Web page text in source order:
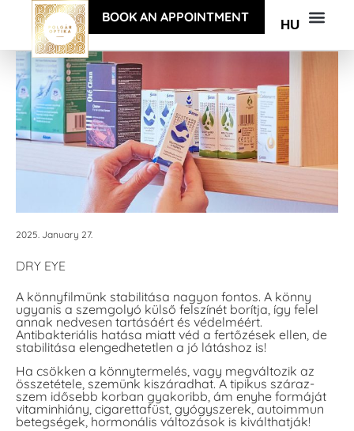
BOOK AN APPOINTMENT HU
2025. January 27.
DRY EYE
A könnyfilmünk stabilitása nagyon fontos. A könny
ugyanis a szemgolyó külső felszínét borítja, így felel
annak nedvesen tartásáért és védelméért.
Antibakteriális hatása miatt véd a fertőzések ellen, de
stabilitása elengedhetetlen a jó látáshoz is!
Ha csökken a könnytermelés, vagy megváltozik az
összetétele, szemünk kiszáradhat. A tipikus száraz-
szem idősebb korban gyakoribb, ám enyhe formáját
vitaminhiány, cigarettafüst, gyógyszerek, autoimmun
betegségek, hormonális változások is kiválthatják!